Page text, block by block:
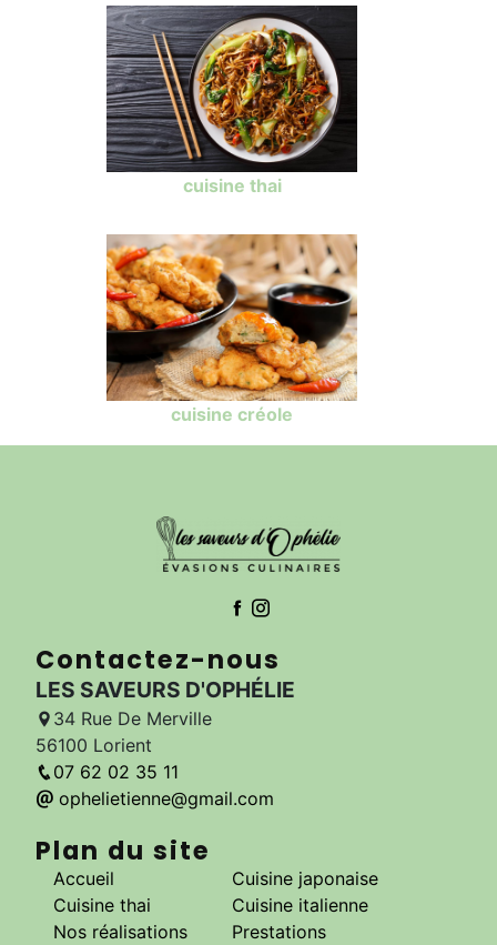
cuisine thai
cuisine créole
Contactez-nous
LES SAVEURS D'OPHÉLIE
34 Rue De Merville
56100 Lorient
07 62 02 35 11
ophelietienne@gmail.com
Plan du site
Accueil
Cuisine thai
Nos réalisations
Cuisine japonaise
Cuisine italienne
Prestations